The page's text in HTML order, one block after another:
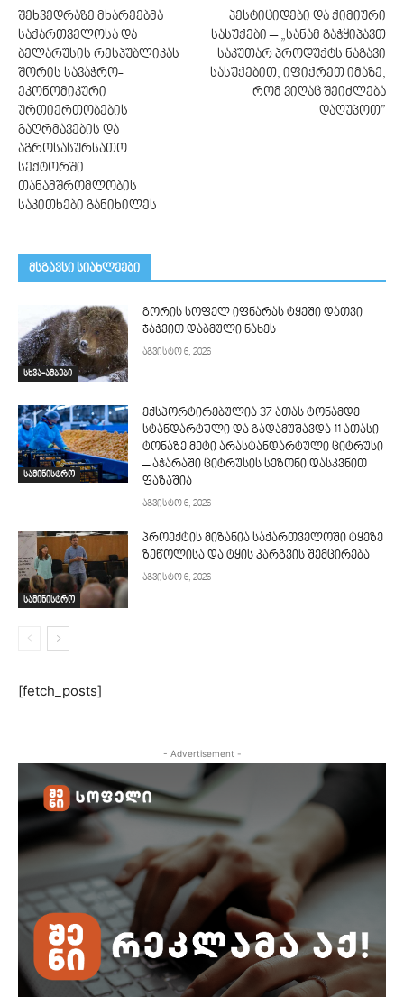
შეხვედრაზე მხარეებმა
საქართველოსა და
ბელარუსის რესპუბლიკას
შორის სავაჭრო-
ეკონომიკური
ურთიერთობების
გაღრმავების და
აგროსასურსათო
სექტორში
თანამშრომლობის
საკითხები განიხილეს
პესტიციდები და ქიმიური
სასუქები – „სანამ გაჭყიპავთ
საკუთარ პროდუქტს ნაგავი
სასუქებით, იფიქრეთ იმაზე,
რომ ვიღაც შეიძლება
დაღუპოთ”
მსგავსი სიახლეები
სხვა-ამბები
გორის სოფელ იფნარას ტყეში დათვი
ჯაჭვით დაბმული ნახეს
აგვისტო 6, 2026
სამინისტრო
ექსპორტირებულია 37 ათას ტონამდე
სტანდარტული და გადამუშავდა 11 ათასი
ტონაზე მეტი არასტანდარტული ციტრუსი
– აჭარაში ციტრუსის სეზონი დასკვნით
ფაზაშია
აგვისტო 6, 2026
სამინისტრო
პროექტის მიზანია საქართველოში ტყეზე
ზეწოლისა და ტყის კარგვის შემცირება
აგვისტო 6, 2026
[fetch_posts]
- Advertisement -